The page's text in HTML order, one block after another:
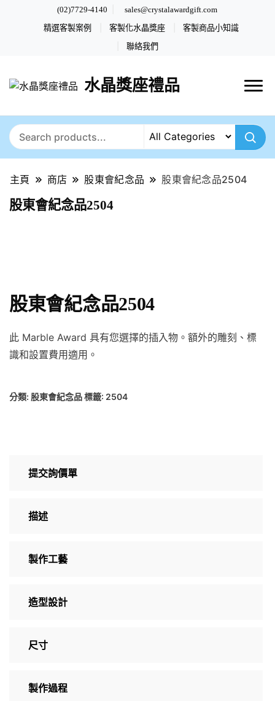
(02)7729-4140 sales@crystalawardgift.com
精選客製案例 客製化水晶獎座 客製商品小知識
聯絡我們
水晶獎座禮品
主頁 商店 股東會紀念品 股東會紀念品2504
股東會紀念品2504
股東會紀念品2504
此 Marble Award 具有您選擇的插入物。額外的雕刻、標
識和設置費用適用。
分類: 股東會紀念品標籤: 2504
提交詢價單
描述
製作工藝
造型設計
尺寸
製作過程